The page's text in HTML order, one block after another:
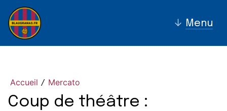
↓ Menu
Accueil / Mercato
Coup de théâtre :